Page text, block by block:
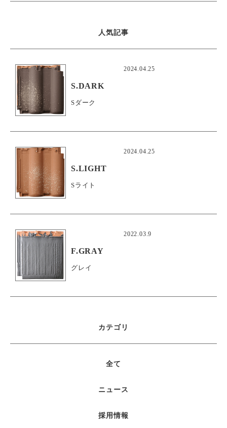
人気記事
2024.04.25
S.DARK
Sダーク
2024.04.25
S.LIGHT
Sライト
2022.03.9
F.GRAY
グレイ
カテゴリ
全て
ニュース
採用情報